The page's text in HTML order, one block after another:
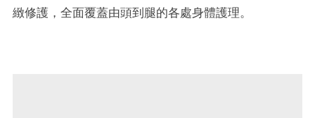
緻修護，全面覆蓋由頭到腿的各處身體護理。